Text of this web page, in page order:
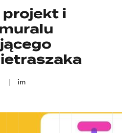
projekt i
im